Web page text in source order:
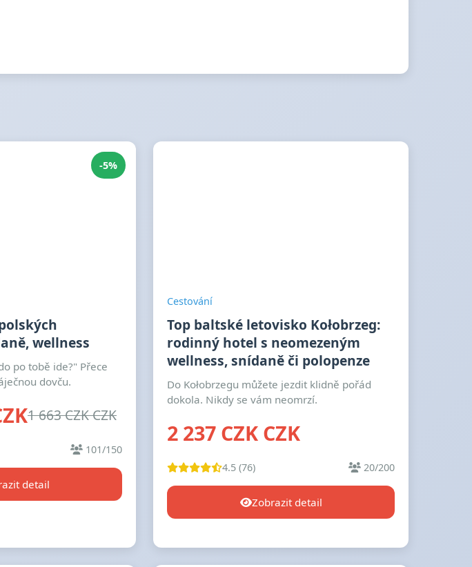
-5%
wellness
po tobě ide?" Přece
dovču.
1 663 CZK CZK
101/150
detail
Cestování
Top baltské letovisko Kołobrzeg:
rodinný hotel s neomezeným
wellness, snídaně či polopenze
Do Kołobrzegu můžete jezdit klidně pořád
dokola. Nikdy se vám neomrzí.
2 237 CZK CZK
4.5 (76) 20/200
Zobrazit detail